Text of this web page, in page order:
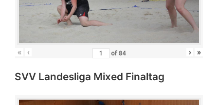
« ‹ of 84 › »
SVV Landesliga Mixed Finaltag